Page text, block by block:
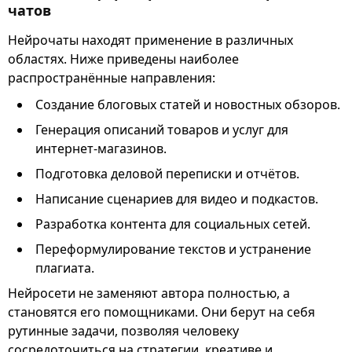
чатов
Нейрочаты находят применение в различных
областях. Ниже приведены наиболее
распространённые направления:
Создание блоговых статей и новостных обзоров.
Генерация описаний товаров и услуг для
интернет-магазинов.
Подготовка деловой переписки и отчётов.
Написание сценариев для видео и подкастов.
Разработка контента для социальных сетей.
Переформулирование текстов и устранение
плагиата.
Нейросети не заменяют автора полностью, а
становятся его помощниками. Они берут на себя
рутинные задачи, позволяя человеку